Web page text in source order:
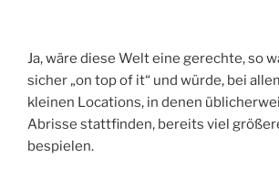
Ja, wäre diese Welt eine gerechte, so
sicher „on top of it“ und würde, bei
kleinen Locations, in denen
Abrisse stattfinden, bereits viel
bespielen.